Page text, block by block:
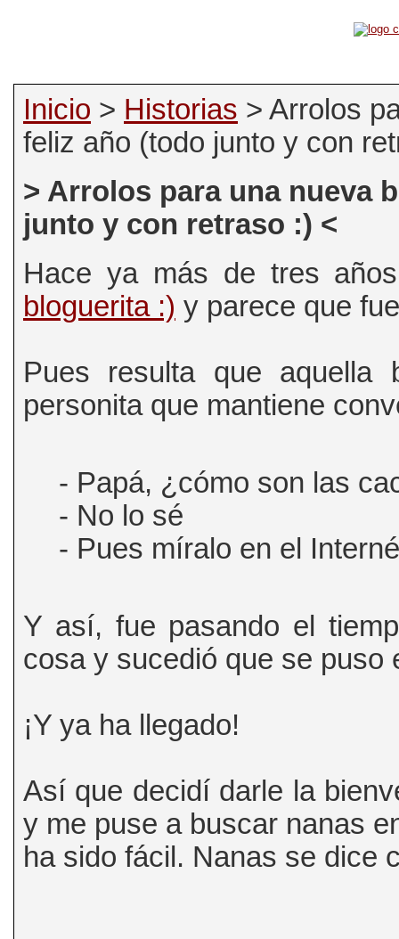
Inicio > Historias > Arrolos
feliz año (todo junto y con
> Arrolos para una nueva
junto y con retraso :) <
Hace ya más de tres
bloguerita :) y parece que
Pues resulta que aquella
personita que mantiene
‎- Papá, ¿cómo son las
- No lo sé
- Pues míralo en el
Y así, fue pasando el
cosa y sucedió que se puso
¡Y ya ha llegado!
Así que decidí darle la
y me puse a buscar nanas
ha sido fácil. Nanas se dice